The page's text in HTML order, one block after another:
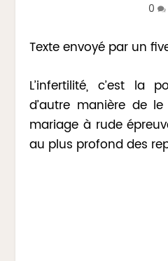
0
Texte envoyé par un
L’infertilité, c’est la
d’autre manière de
mariage à rude
au plus profond des